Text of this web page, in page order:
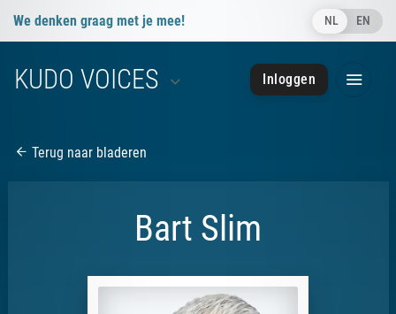
We denken graag met je mee! NL EN
info@kudovoices.nl
050 - 85 091 28
KUDO VOICES Inloggen
Terug naar bladeren
Bart Slim